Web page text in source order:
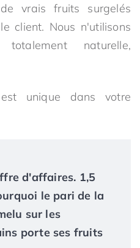
vrais fruits surgelés
client. Nous n'utilisons
naturelle,
unique dans votre
d'affaires. 1,5
le pari de la
sur les
porte ses fruits